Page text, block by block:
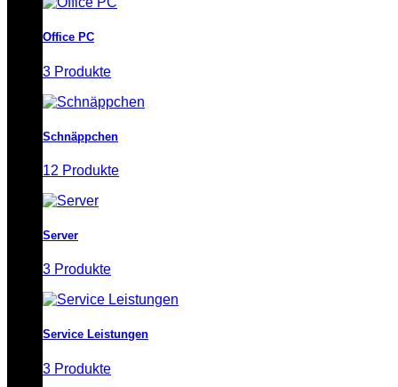
Office PC
3 Produkte
Schnäppchen
12 Produkte
Server
3 Produkte
Service Leistungen
3 Produkte